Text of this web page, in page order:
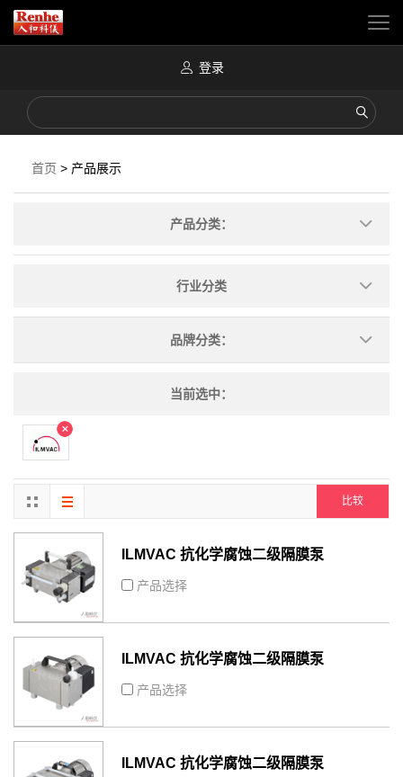
登录
首页 > 产品展示
产品分类：
行业分类
品牌分类：
当前选中：
比较
ILMVAC 抗化学腐蚀二级隔膜泵
MPC101Z
产品选择
ILMVAC 抗化学腐蚀二级隔膜泵
MPC301Z
产品选择
ILMVAC 抗化学腐蚀二级隔膜泵